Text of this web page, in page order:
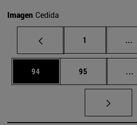
Imagen Cedida
Página
1 ...
Página
94 Página
95 ...